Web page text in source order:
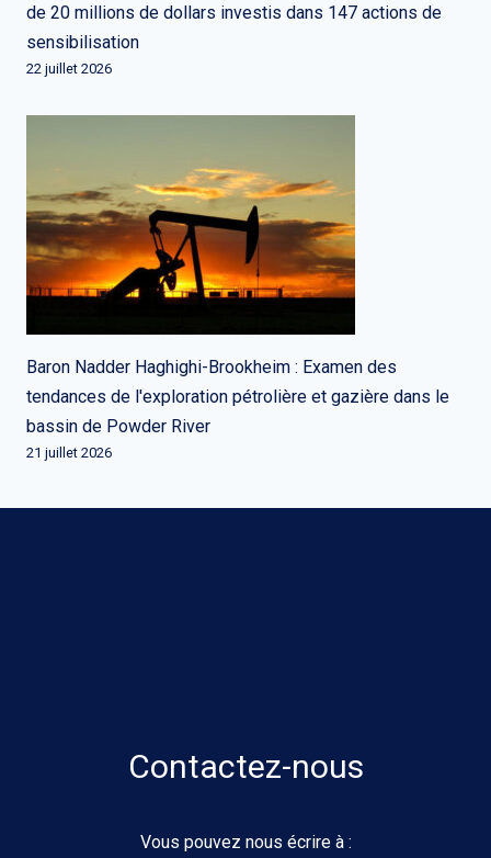
de 20 millions de dollars investis dans 147 actions de
sensibilisation
22 juillet 2026
Baron Nadder Haghighi-Brookheim : Examen des
tendances de l'exploration pétrolière et gazière dans le
bassin de Powder River
21 juillet 2026
Contactez-nous
Vous pouvez nous écrire à :